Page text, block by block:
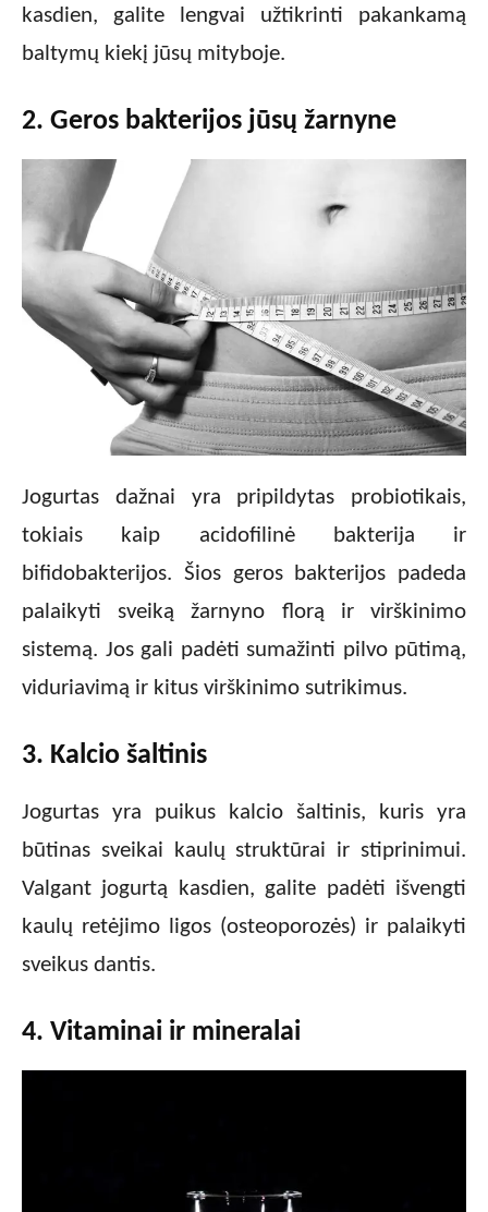
kasdien, galite lengvai užtikrinti pakankamą
baltymų kiekį jūsų mityboje.
2. Geros bakterijos jūsų žarnyne
Jogurtas dažnai yra pripildytas probiotikais,
tokiais kaip acidofilinė bakterija ir
bifidobakterijos. Šios geros bakterijos padeda
palaikyti sveiką žarnyno florą ir virškinimo
sistemą. Jos gali padėti sumažinti pilvo pūtimą,
viduriavimą ir kitus virškinimo sutrikimus.
3. Kalcio šaltinis
Jogurtas yra puikus kalcio šaltinis, kuris yra
būtinas sveikai kaulų struktūrai ir stiprinimui.
Valgant jogurtą kasdien, galite padėti išvengti
kaulų retėjimo ligos (osteoporozės) ir palaikyti
sveikus dantis.
4. Vitaminai ir mineralai